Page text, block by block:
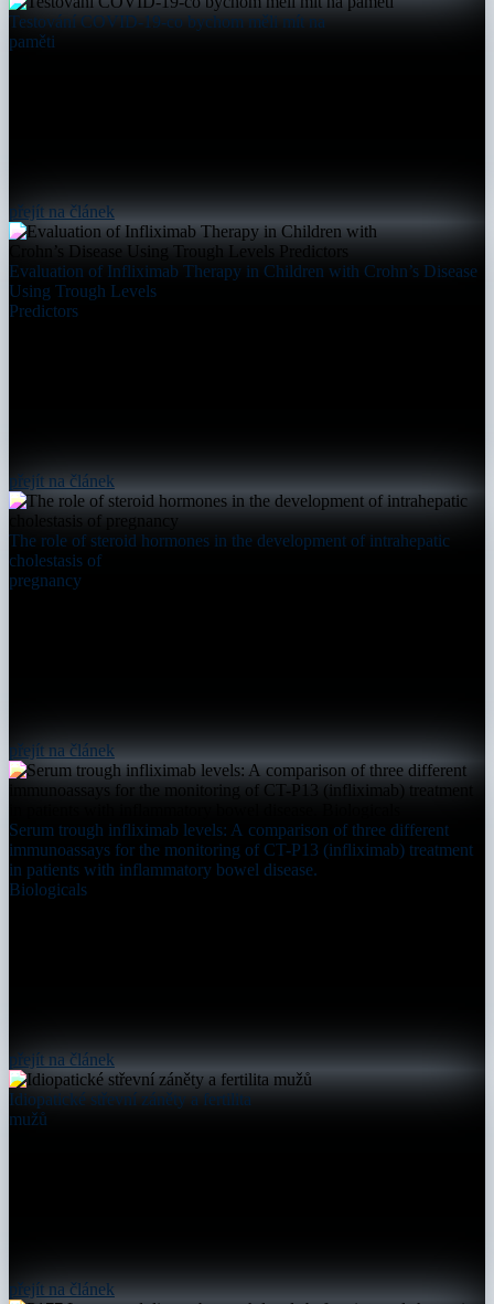
Testování COVID-19-co bychom měli mít na
paměti
přejít na článek
Evaluation of Infliximab Therapy in Children with Crohn’s Disease
Using Trough Levels
Predictors
přejít na článek
The role of steroid hormones in the development of intrahepatic
cholestasis of
pregnancy
přejít na článek
Serum trough infliximab levels: A comparison of three different
immunoassays for the monitoring of CT-P13 (infliximab) treatment
in patients with inflammatory bowel disease.
Biologicals
přejít na článek
Idiopatické střevní záněty a fertilita
mužů
přejít na článek